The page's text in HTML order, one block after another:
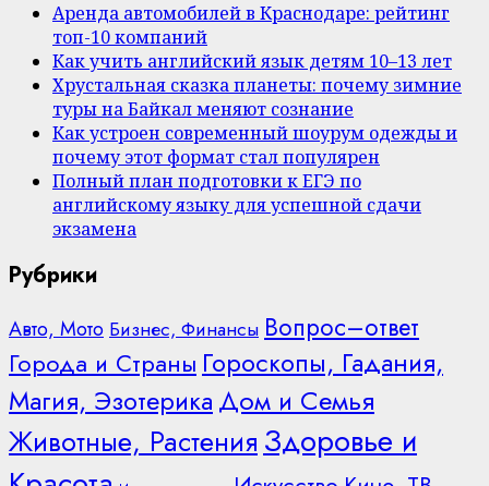
Аренда автомобилей в Краснодаре: рейтинг
топ-10 компаний
Как учить английский язык детям 10–13 лет
Хрустальная сказка планеты: почему зимние
туры на Байкал меняют сознание
Как устроен современный шоурум одежды и
почему этот формат стал популярен
Полный план подготовки к ЕГЭ по
английскому языку для успешной сдачи
экзамена
Рубрики
Авто, Мото Бизнес, Финансы Вопрос–ответ
Города и Страны Гороскопы, Гадания,
Магия, Эзотерика Дом и Семья
Животные, Растения Здоровье и